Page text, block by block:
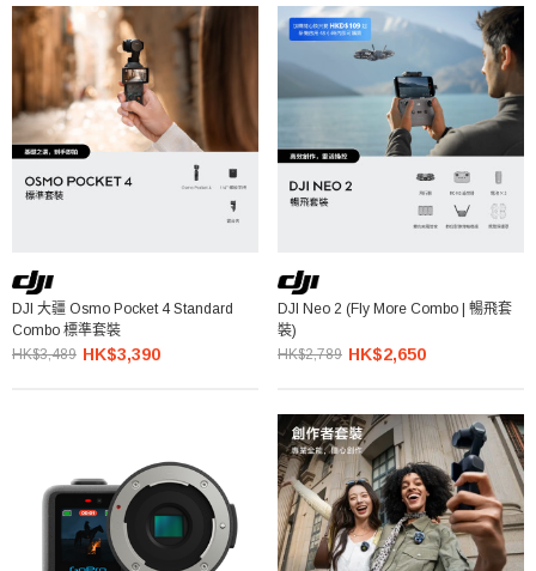
DJI 大疆 Osmo Pocket 4 Standard
Combo 標準套裝
HK$3,489 HK$3,390
DJI Neo 2 (Fly More Combo | 暢飛套
裝)
HK$2,789 HK$2,650